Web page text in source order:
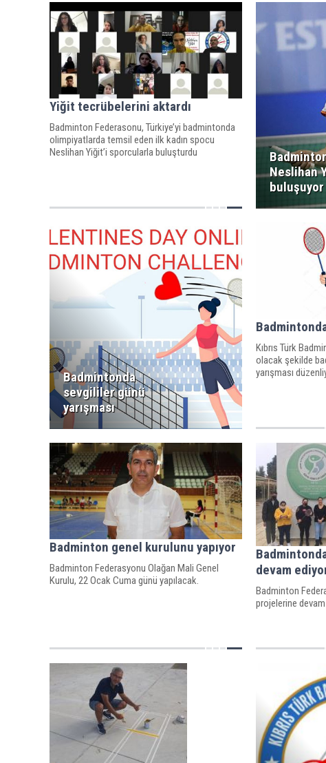
Yiğit tecrübelerini aktardı
Badminton Federasonu, Türkiye’yi badmintonda
olimpiyatlarda temsil eden ilk kadın spocu
Neslihan Yiğit’i sporcularla buluşturdu
Neslihan
buluşuyor
Badmintonda
sevgililer günü
yarışması
Kıbrıs Türk
olacak şekilde
yarışması
Badminton genel kurulunu yapıyor
Badminton Federasyonu Olağan Mali Genel
Kurulu, 22 Ocak Cuma günü yapılacak.
devam
Badminton
projelerine